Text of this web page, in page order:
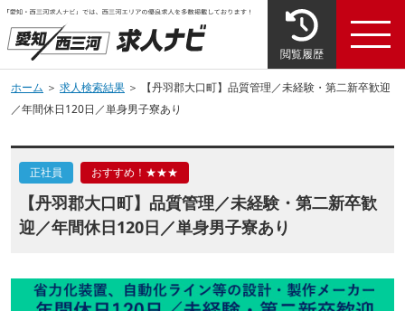
閲覧履歴
ホーム ＞ 求人検索結果 ＞ 【丹羽郡大口町】品質管理／未経験・第二新卒歓迎
／年間休日120日／単身男子寮あり
正社員 おすすめ！★★★
【丹羽郡大口町】品質管理／未経験・第二新卒歓
迎／年間休日120日／単身男子寮あり